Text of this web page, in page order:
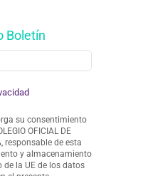
Boletín
su consentimiento
OFICIAL DE
responsable de esta
y almacenamiento
de la UE de los datos